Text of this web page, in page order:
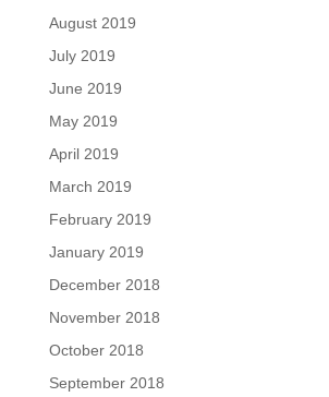
August 2019
July 2019
June 2019
May 2019
April 2019
March 2019
February 2019
January 2019
December 2018
November 2018
October 2018
September 2018